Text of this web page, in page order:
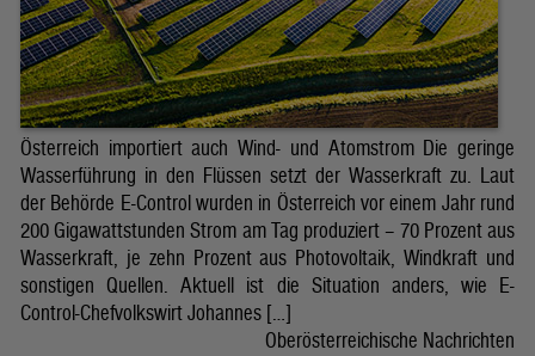
Österreich importiert auch Wind- und Atomstrom Die geringe
Wasserführung in den Flüssen setzt der Wasserkraft zu. Laut
der Behörde E-Control wurden in Österreich vor einem Jahr rund
200 Gigawattstunden Strom am Tag produziert – 70 Prozent aus
Wasserkraft, je zehn Prozent aus Photovoltaik, Windkraft und
sonstigen Quellen. Aktuell ist die Situation anders, wie E-
Control-Chefvolkswirt Johannes […]
Oberösterreichische Nachrichten